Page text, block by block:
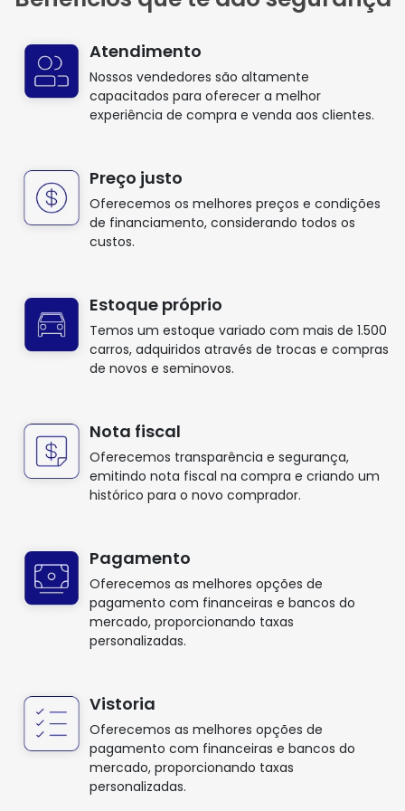
Atendimento
Nossos vendedores são altamente
capacitados para oferecer a melhor
experiência de compra e venda aos clientes.
Preço justo
Oferecemos os melhores preços e condições
de financiamento, considerando todos os
custos.
Estoque próprio
Temos um estoque variado com mais de 1.500
carros, adquiridos através de trocas e compras
de novos e seminovos.
Nota fiscal
Oferecemos transparência e segurança,
emitindo nota fiscal na compra e criando um
histórico para o novo comprador.
Pagamento
Oferecemos as melhores opções de
pagamento com financeiras e bancos do
mercado, proporcionando taxas
personalizadas.
Vistoria
Oferecemos as melhores opções de
pagamento com financeiras e bancos do
mercado, proporcionando taxas
personalizadas.